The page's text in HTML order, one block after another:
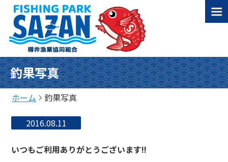
釣果写真
ホーム 釣果写真
2016.08.11
いつもご利用ありがとうございます!!